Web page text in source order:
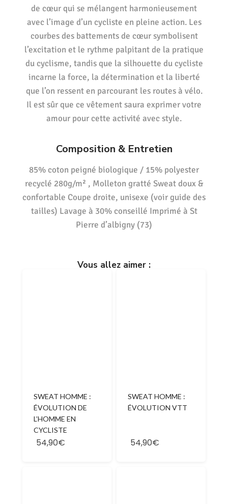
de cœur qui se mélangent harmonieusement
avec l’image d’un cycliste en pleine action. Les
courbes des battements de cœur symbolisent
l’excitation et le rythme palpitant de la pratique
du cyclisme, tandis que la silhouette du cycliste
incarne la force, la détermination et la liberté
que l’on ressent en parcourant les routes à vélo.
Il est sûr que ce vêtement saura exprimer votre
amour pour cette activité avec style.
Composition & Entretien
85% coton peigné biologique / 15% polyester
recyclé 280g/m² , Molleton gratté Sweat doux &
confortable Coupe droite, unisexe (voir guide des
tailles) Lavage à 30% conseillé Imprimé à St
Pierre d’albigny (73)
Vous allez aimer :
SWEAT HOMME :
ÉVOLUTION DE
L’HOMME EN
CYCLISTE
54,90€
SWEAT HOMME :
ÉVOLUTION VTT
54,90€